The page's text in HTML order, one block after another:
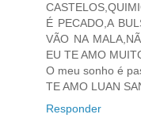
É PECADO,A
VÃO NA
EU TE AMO
O meu sonho é
TE AMO LUAN
Responder